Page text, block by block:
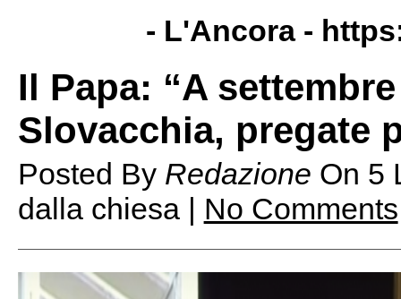
- L'Ancora -
Il Papa: “A
Slovacchia, pregate
Posted By Redazione On 5
dalla chiesa | No Comments